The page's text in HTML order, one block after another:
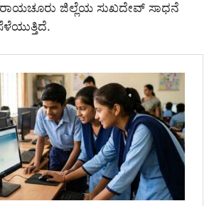
ರಾಯಚೂರು ಜಿಲ್ಲೆಯ ಸುಖದೇವ್ ಸಾಧನೆ